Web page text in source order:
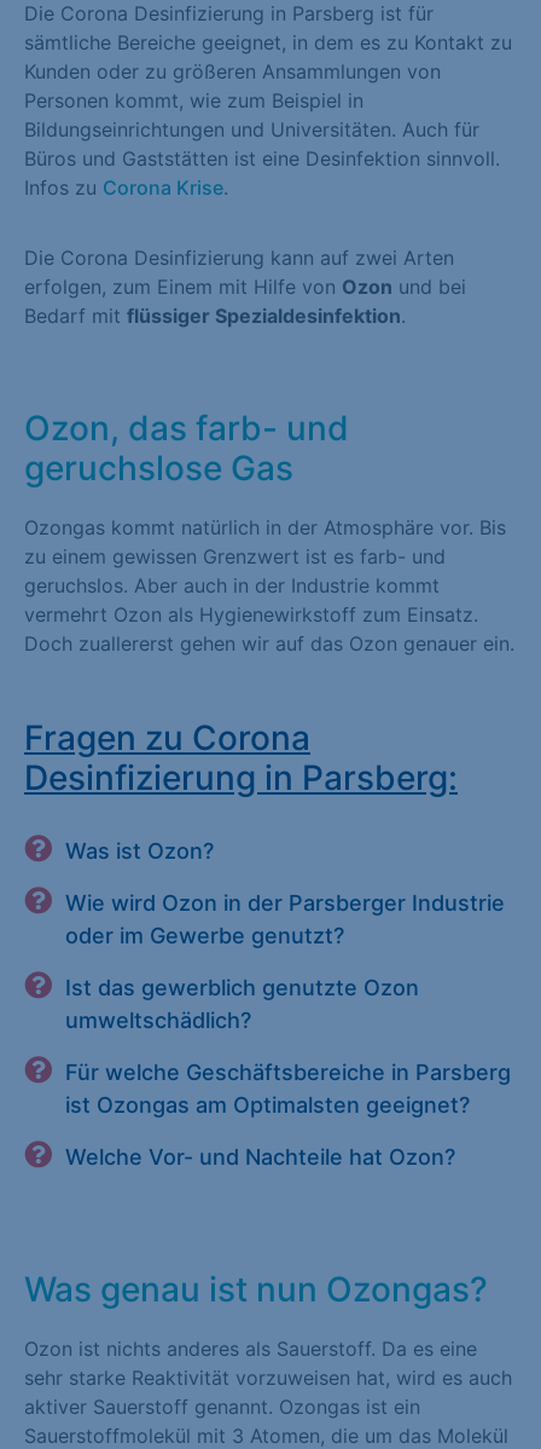
Die Corona Desinfizierung in Parsberg ist für
sämtliche Bereiche geeignet, in dem es zu Kontakt zu
Kunden oder zu größeren Ansammlungen von
Personen kommt, wie zum Beispiel in
Bildungseinrichtungen und Universitäten. Auch für
Büros und Gaststätten ist eine Desinfektion sinnvoll.
Infos zu Corona Krise.
Die Corona Desinfizierung kann auf zwei Arten
erfolgen, zum Einem mit Hilfe von Ozon und bei
Bedarf mit flüssiger Spezialdesinfektion.
Ozon, das farb- und
geruchslose Gas
Ozongas kommt natürlich in der Atmosphäre vor. Bis
zu einem gewissen Grenzwert ist es farb- und
geruchslos. Aber auch in der Industrie kommt
vermehrt Ozon als Hygienewirkstoff zum Einsatz.
Doch zuallererst gehen wir auf das Ozon genauer ein.
Fragen zu Corona
Desinfizierung in Parsberg:
Was ist Ozon?
Wie wird Ozon in der Parsberger Industrie
oder im Gewerbe genutzt?
Ist das gewerblich genutzte Ozon
umweltschädlich?
Für welche Geschäftsbereiche in Parsberg
ist Ozongas am Optimalsten geeignet?
Welche Vor- und Nachteile hat Ozon?
Was genau ist nun Ozongas?
Ozon ist nichts anderes als Sauerstoff. Da es eine
sehr starke Reaktivität vorzuweisen hat, wird es auch
aktiver Sauerstoff genannt. Ozongas ist ein
Sauerstoffmolekül mit 3 Atomen, die um das Molekül